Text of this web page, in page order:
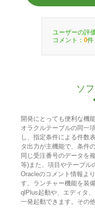
ユーザーの評
コメント： 0件
ソ
開発にとっても便利な機
オラクルテーブルの同一
し、指定条件による件数
タ出力が主機能で、条件
同じ受注番号のデータを
等)また、項目やテーブル
Oracleのコメント情報よ
す。ランチャー機能を装
qlPlus起動や、エディタ
一発起動できます。その